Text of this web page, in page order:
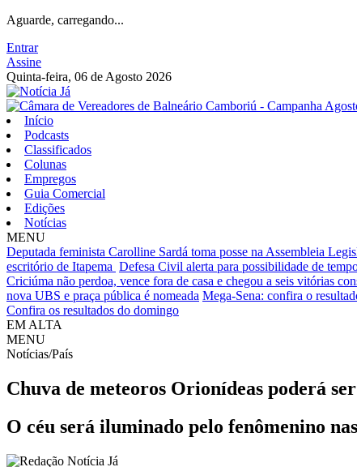
Aguarde, carregando...
Entrar
Assine
Quinta-feira, 06 de Agosto 2026
Início
Podcasts
Classificados
Colunas
Empregos
Guia Comercial
Edições
Notícias
MENU
Deputada feminista Carolline Sardá toma posse na Assembleia
escritório de Itapema Defesa Civil alerta para possibilidade de
Criciúma não perdoa, vence fora de casa e chegou a seis vitórias
nova UBS e praça pública é nomeada Mega-Sena: confira o
Confira os resultados do domingo
EM ALTA
MENU
Notícias/País
Chuva de meteoros Orionídeas poderá
O céu será iluminado pelo fenômenino